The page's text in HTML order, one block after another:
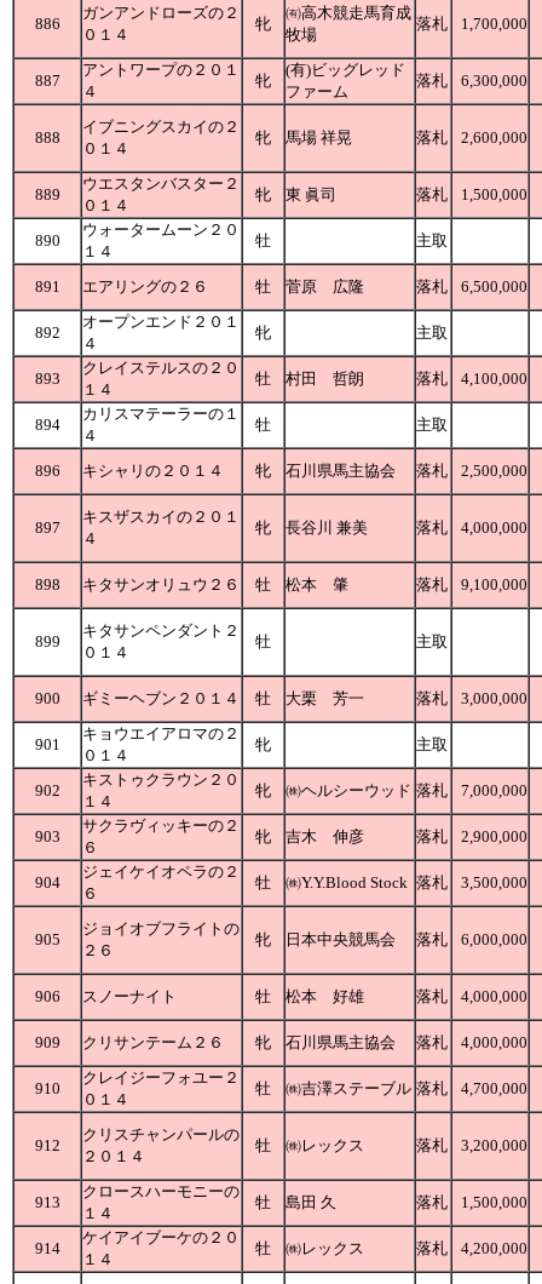
886
ガンアンドローズの２
０１４
牝
㈲高木競走馬育成
牧場
落札 1,700,000
887
アントワープの２０１
４
牝
(有)ビッグレッド
ファーム
落札 6,300,000
888
イブニングスカイの２
０１４
牝 馬場 祥晃 落札 2,600,000
889
ウエスタンバスター２
０１４
牝 東 眞司 落札 1,500,000
890
ウォータームーン２０
１４
牡 主取
891 エアリングの２６ 牡 菅原 広隆 落札 6,500,000
892
オープンエンド２０１
４
牝 主取
893
クレイステルスの２０
１４
牡 村田 哲朗 落札 4,100,000
894
カリスマテーラーの１
４
牡 主取
896 キシャリの２０１４ 牝 石川県馬主協会 落札 2,500,000
897
キスザスカイの２０１
４
牝 長谷川 兼美 落札 4,000,000
898 キタサンオリュウ２６ 牡 松本 肇 落札 9,100,000
899
キタサンペンダント２
０１４
牡 主取
900 ギミーヘブン２０１４ 牡 大栗 芳一 落札 3,000,000
901
キョウエイアロマの２
０１４
牝 主取
902
キストゥクラウン２０
１４
牝 ㈱ヘルシーウッド 落札 7,000,000
903
サクラヴィッキーの２
６
牝 吉木 伸彦 落札 2,900,000
904
ジェイケイオペラの２
６
牡 ㈱Y.Y.Blood Stock 落札 3,500,000
905
ジョイオブフライトの
２６
牝 日本中央競馬会 落札 6,000,000
906 スノーナイト 牡 松本 好雄 落札 4,000,000
909 クリサンテーム２６ 牝 石川県馬主協会 落札 4,000,000
910
クレイジーフォユー２
０１４
牡 ㈱吉澤ステーブル 落札 4,700,000
912
クリスチャンパールの
２０１４
牡 ㈱レックス 落札 3,200,000
913
クロースハーモニーの
１４
牡 島田 久 落札 1,500,000
914
ケイアイブーケの２０
１４
牡 ㈱レックス 落札 4,200,000